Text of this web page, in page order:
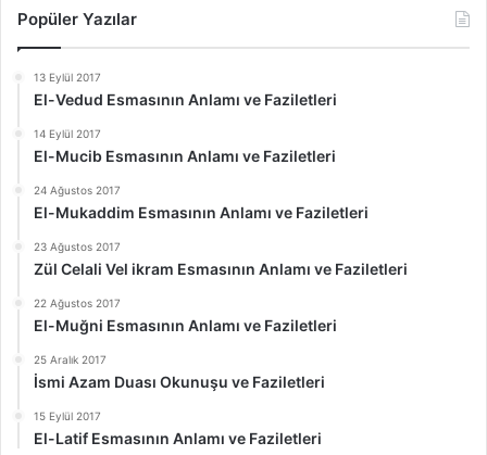
Popüler Yazılar
13 Eylül 2017
El-Vedud Esmasının Anlamı ve Faziletleri
14 Eylül 2017
El-Mucib Esmasının Anlamı ve Faziletleri
24 Ağustos 2017
El-Mukaddim Esmasının Anlamı ve Faziletleri
23 Ağustos 2017
Zül Celali Vel ikram Esmasının Anlamı ve Faziletleri
22 Ağustos 2017
El-Muğni Esmasının Anlamı ve Faziletleri
25 Aralık 2017
İsmi Azam Duası Okunuşu ve Faziletleri
15 Eylül 2017
El-Latif Esmasının Anlamı ve Faziletleri